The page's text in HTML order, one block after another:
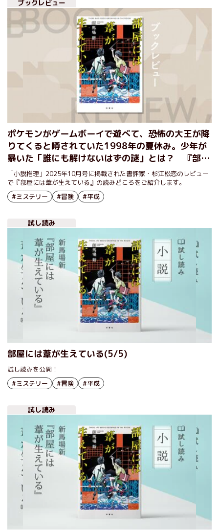
ブックレビュー
ポケモンがゲームボーイで遊べて、恐怖の大王が降
りてくると噂されていた1998年の夏休み。少年が
暴いた「誰にも解けないはずの謎」とは？ 『部屋
には葦が生えている』新馬場新
「小説推理」2025年10月号に掲載された書評家・杉江松恋のレビュー
で『部屋には葦が生えている』の読みどころをご紹介します。
#ミステリー
#冒険 #平成
試し読み
部屋には葦が生えている(5/5)
試し読みを公開！
#ミステリー
#冒険 #平成
試し読み